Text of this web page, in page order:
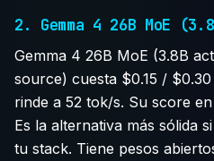
2. Gemma 4 26B MoE
Gemma 4 26B MoE (3.8B
source) cuesta $0.15 /
rinde a 52 tok/s. Su score
Es la alternativa más sólida
tu stack. Tiene pesos